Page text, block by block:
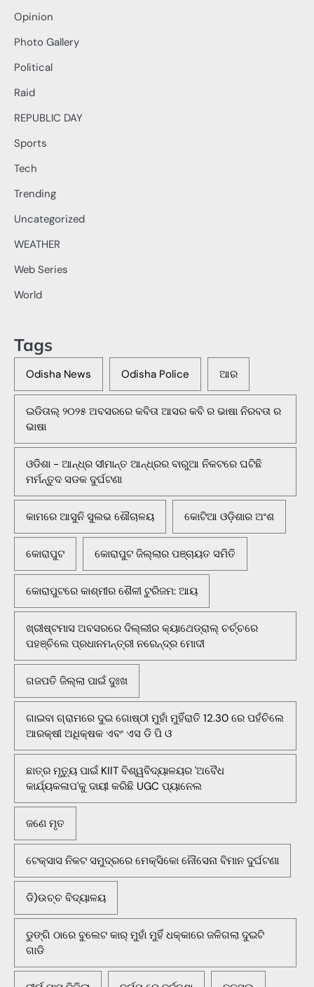
Opinion
Photo Gallery
Political
Raid
REPUBLIC DAY
Sports
Tech
Trending
Uncategorized
WEATHER
Web Series
World
Tags
Odisha News Odisha Police ଆର
ଇଡିତାଲ୍ ୨୦୨୫ ଅବସରରେ କବିତା ଆସର କବି ର ଭାଷା ନିରବତା ର
ଭାଷା
ଓଡିଶା - ଆନ୍ଧ୍ର ସୀମାନ୍ତ ଆନ୍ଧ୍ରର ବାରୁଆ ନିକଟରେ ଘଟିଛି
ମର୍ମନ୍ତୁଦ ସଡକ ଦୁର୍ଘଟଣା
କାମରେ ଆସୁନି ସୁଲଭ ଶୌଚାଳୟ କୋଟିଆ ଓଡ଼ିଶାର ଅଂଶ
କୋରାପୁଟ କୋରାପୁଟ ଜିଲ୍ଲାର ପଞ୍ଚାୟତ ସମିତି
କୋରାପୁଟରେ କାଶ୍ମୀର ଶୈଳୀ ଟୁରିଜମ: ଆୟ
ଖ୍ରୀଷ୍ଟମାସ ଅବସରରେ ଦିଲ୍ଲୀର କ୍ୟାଥେଡ୍ରାଲ୍ ଚର୍ଚ୍ଚରେ
ପହଞ୍ଚିଲେ ପ୍ରଧାନମନ୍ତ୍ରୀ ନରେନ୍ଦ୍ର ମୋଦୀ
ଗଜପତି ଜିଲ୍ଲା ପାଇଁ ଦୁଃଖ
ଗାଇବା ଗ୍ରାମରେ ଦୁଇ ଗୋଷ୍ଠୀ ମୁହାଁ ମୁହିଁରାତି 12.30 ରେ ପହଁଚିଲେ
ଆରକ୍ଷୀ ଅଧିକ୍ଷକ ଏବଂ ଏସ ଡି ପି ଓ
ଛାତ୍ର ମୃତ୍ୟୁ ପାଇଁ KIIT ବିଶ୍ୱବିଦ୍ୟାଳୟର 'ଅବୈଧ
କାର୍ଯ୍ୟକଳାପ'କୁ ଦାୟୀ କରିଛି UGC ପ୍ୟାନେଲ
ଜଣେ ମୃତ
ଟେକ୍ସାସ ନିକଟ ସମୁଦ୍ରରେ ମେକ୍ସିକୋ ନୌସେନା ବିମାନ ଦୁର୍ଘଟଣା
ଡି)ଉଚ୍ଚ ବିଦ୍ୟାଳୟ
ଡୁଙ୍ଗି ଠାରେ ବୁଲେଟ କାର୍ ମୁହାଁ ମୁହିଁ ଧକ୍କାରେ ଜଳିଗଲା ଦୁଇଟି
ଗାଡି